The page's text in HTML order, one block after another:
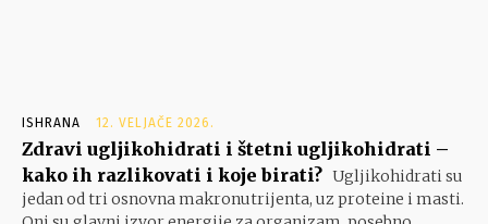
ISHRANA 12. VELJAČE 2026.
Zdravi ugljikohidrati i štetni ugljikohidrati –
kako ih razlikovati i koje birati? Ugljikohidrati su
jedan od tri osnovna makronutrijenta, uz proteine i masti.